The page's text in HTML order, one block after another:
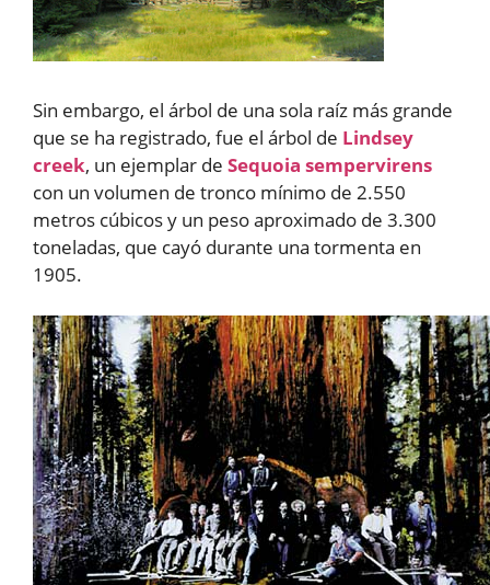
Sin embargo, el árbol de una sola raíz más grande
que se ha registrado, fue el árbol de Lindsey
creek, un ejemplar de Sequoia sempervirens
con un volumen de tronco mínimo de 2.550
metros cúbicos y un peso aproximado de 3.300
toneladas, que cayó durante una tormenta en
1905.